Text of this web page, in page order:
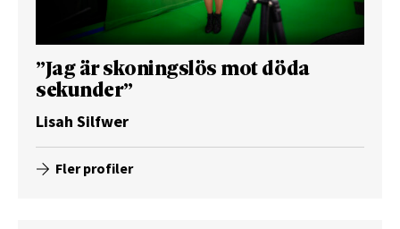
”Jag är skoningslös mot döda
sekunder”
Lisah Silfwer
Fler profiler